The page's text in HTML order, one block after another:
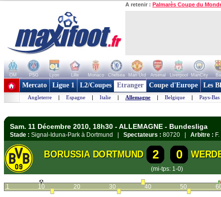
A retenir : Palmarès Coupe du
OM PSG Lyon Lille Monaco Chelsea Man Utd Arsenal Liverpool ManCity
+ de clubs
Mercato Ligue 1 L2/Coupes Etranger Coupe d'Europe Les
Angleterre | Espagne | Italie | Allemagne | Belgique | Pays-Bas
Sam. 11 Décembre 2010, 18h30 - ALLEMAGNE - Bundesliga
Stade : Signal-Iduna-Park à Dortmund | Spectateurs : 80720 | Arbitre :
BORUSSIA DORTMUND 2 0
(mi-tps: 1-0)
1 10 20 30 40 50